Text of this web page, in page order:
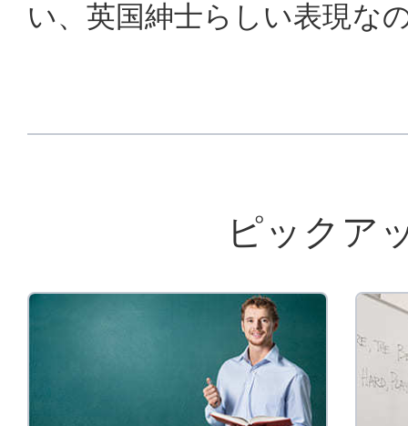
い、英国紳士らしい表現な
ピックア